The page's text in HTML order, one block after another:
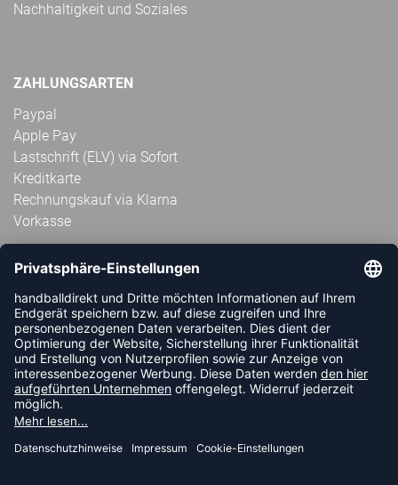
Nachhaltigkeit und Soziales
ZAHLUNGSARTEN
Paypal
Apple Pay
Lastschrift (ELV) via Sofort
Kreditkarte
Rechnungskauf via Klarna
Vorkasse
ABONNIERE JETZT DEN KOSTENLOSEN
HANDBALLDIREKT-NEWSLETTER UND VERPASSE KEINE
NEUIGKEIT ODER AKTION MEHR.
JETZT ANMELDEN